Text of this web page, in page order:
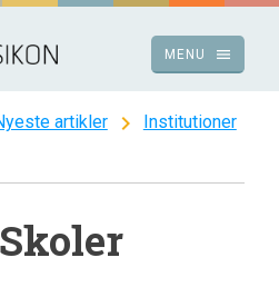
menu
MENU
artikler chevron_right Institutioner